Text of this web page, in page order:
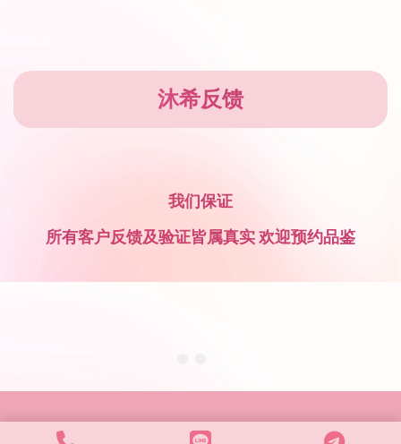
沐希反馈
我们保证
所有客户反馈及验证皆属真实 欢迎预约品鉴